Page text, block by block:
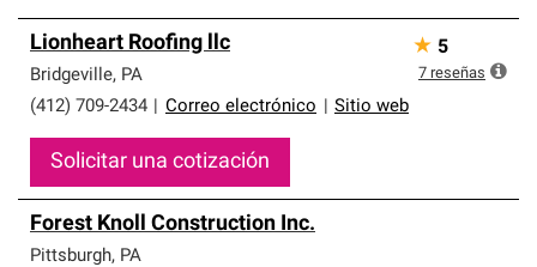
Lionheart Roofing llc
Bridgeville, PA
(412) 709-2434
Correo electrónico Sitio web
Solicitar una cotización
★ 5
7 reseñas
Forest Knoll Construction Inc.
Pittsburgh, PA